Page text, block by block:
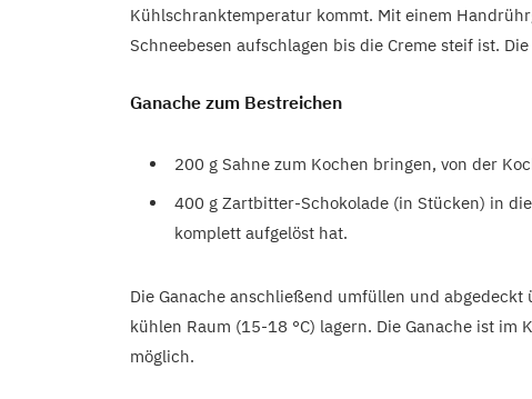
Kühlschranktemperatur kommt. Mit einem
Schneebesen aufschlagen bis die Creme steif ist.
Ganache zum Bestreichen
200 g Sahne zum Kochen bringen, von der
400 g Zartbitter-Schokolade (in Stücken) in
komplett aufgelöst hat.
Die Ganache anschließend umfüllen und
kühlen Raum (15-18 °C) lagern. Die Ganache ist
möglich.